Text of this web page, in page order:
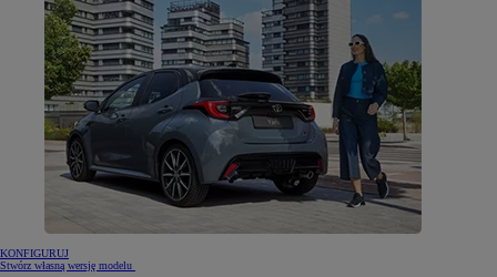
KONFIGURUJ
Stwórz własną wersję modelu